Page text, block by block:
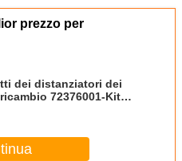
prezzo per
dei distanziatori dei
72376001-Kit